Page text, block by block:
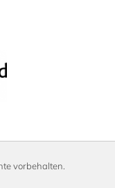
vorbehalten.